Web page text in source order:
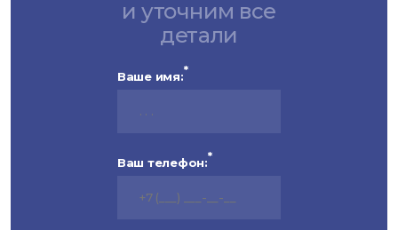
и уточним все
детали
Ваше имя:*
Ваш телефон:*